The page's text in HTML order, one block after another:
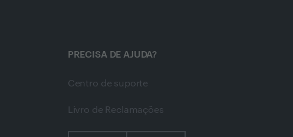
PRECISA DE AJUDA?
Centro de suporte
Livro de Reclamações